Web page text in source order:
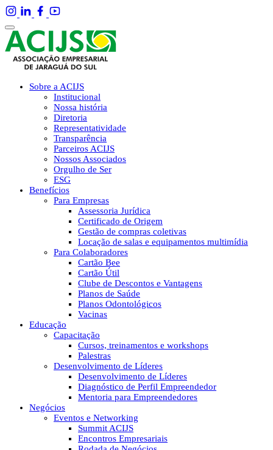
Sobre a ACIJS
Institucional
Nossa história
Diretoria
Representatividade
Transparência
Parceiros ACIJS
Nossos Associados
Orgulho de Ser
ESG
Benefícios
Para Empresas
Assessoria Jurídica
Certificado de Origem
Gestão de compras coletivas
Locação de salas e equipamentos multimídia
Para Colaboradores
Cartão Bee
Cartão Útil
Clube de Descontos e Vantagens
Planos de Saúde
Planos Odontológicos
Vacinas
Educação
Capacitação
Cursos, treinamentos e workshops
Palestras
Desenvolvimento de Líderes
Desenvolvimento de Líderes
Diagnóstico de Perfil Empreendedor
Mentoria para Empreendedores
Negócios
Eventos e Networking
Summit ACIJS
Encontros Empresariais